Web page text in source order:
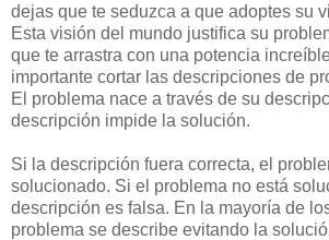
dejas que te seduzca a que adoptes su
Esta visión del mundo justifica su
que te arrastra con una potencia
importante cortar las descripciones de
El problema nace a través de su
descripción impide la solución.
Si la descripción fuera correcta, el
solucionado. Si el problema no está
descripción es falsa. En la mayoría de
problema se describe evitando la